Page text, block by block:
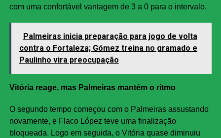
com uma confortável vantagem de 3 a 0 para o intervalo.
Palmeiras inicia preparação para jogo de volta
contra o Fortaleza; Gómez treina no gramado e
Paulinho vira preocupação
Vitória reage, mas Palmeiras mantém o ritmo
O segundo tempo começou com o Palmeiras assustando
novamente, e Flaco López teve uma finalização
bloqueada. Logo em seguida, o Vitória quase diminuiu